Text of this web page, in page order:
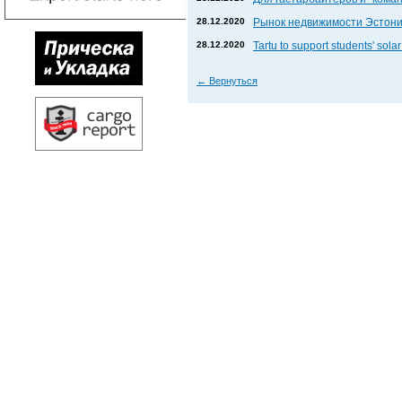
28.12.2020 Рынок недвижимости
28.12.2020 Tartu to support students'
← Вернуться